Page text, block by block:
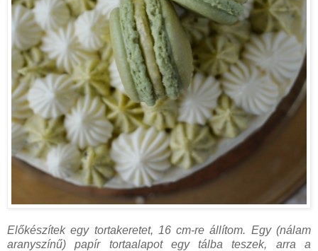
Előkészítek egy tortakeretet, 16 cm-re állítom. Egy (nálam
aranyszínű) papír tortaalapot egy tálba teszek, arra a